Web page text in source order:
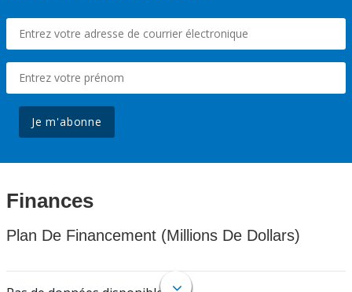
Je m'abonne
Finances
Plan De Financement (Millions De Dollars)